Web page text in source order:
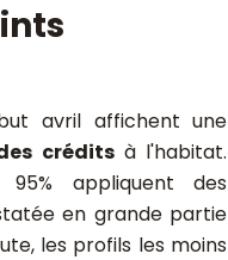
avril affichent une
crédits à l'habitat.
95% appliquent des
en grande partie
les profils les moins